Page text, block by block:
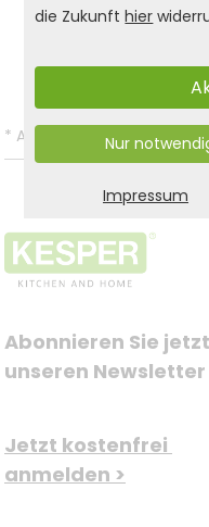
Produkt- und
* Alle Preise inkl. gesetzl.
Abonnieren Sie jetzt
unseren Newsletter
Jetzt kostenfrei
anmelden >
die Zukunfthier
Nur
Impressum